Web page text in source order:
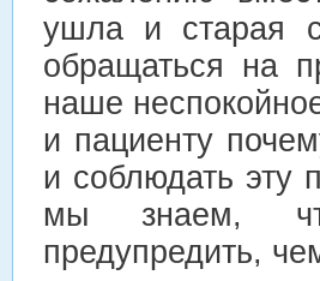
ушла и старая
обращаться на
наше
и пациенту
и соблюдать эту
мы знаем,
предупредить,